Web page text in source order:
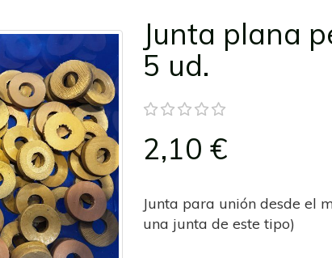
Junta plana
5 ud.
2,10 €
Junta para unión desde el
una junta de este tipo)